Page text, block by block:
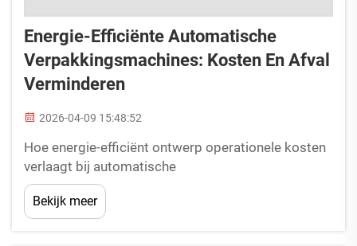
Energie-Efficiënte Automatische
Verpakkingsmachines: Kosten En Afval
Verminderen
2026-04-09 15:48:52
Hoe energie-efficiënt ontwerp operationele kosten
verlaagt bij automatische
thermoformingsmachines voor plastic
containersBorstelloze servoaandrijvingen en
regeneratieve remsystemenModerne automatische
Bekijk meer